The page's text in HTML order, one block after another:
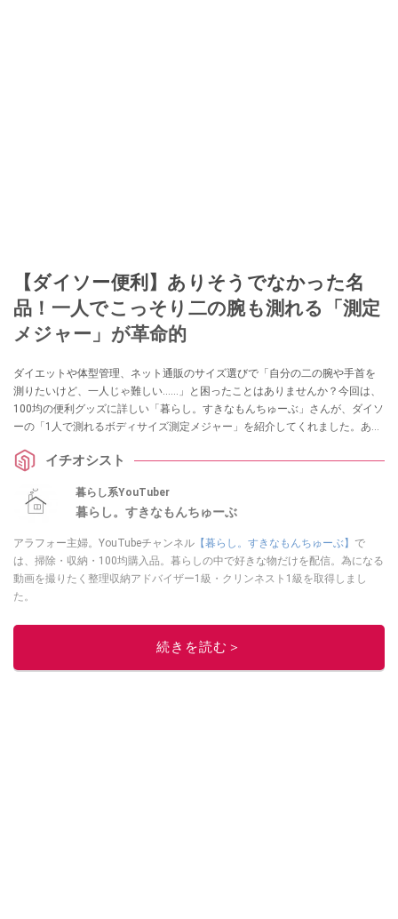
【ダイソー便利】ありそうでなかった名
品！一人でこっそり二の腕も測れる「測定
メジャー」が革命的
ダイエットや体型管理、ネット通販のサイズ選びで「自分の二の腕や手首を
測りたいけど、一人じゃ難しい……」と困ったことはありませんか？今回は、
100均の便利グッズに詳しい「暮らし。すきなもんちゅーぶ」さんが、ダイソ
ーの「1人で測れるボディサイズ測定メジャー」を紹介してくれました。あり
家に一台レベルの重宝アイテムです！
イチオシスト
暮らし系YouTuber
暮らし。すきなもんちゅーぶ
アラフォー主婦。YouTubeチャンネル 【暮らし。すきなもんちゅーぶ】 で
は、掃除・収納・100均購入品。暮らしの中で好きな物だけを配信。為になる
動画を撮りたく整理収納アドバイザー1級・クリンネスト1級を取得しまし
た。
このイチオシストの他の記事を読む
続きを読む＞